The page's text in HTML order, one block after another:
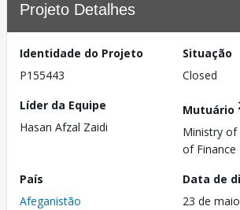
Projeto Detalhes
Identidade do Projeto
P155443
Situação
Closed
Líder da Equipe
Hasan Afzal Zaidi
Mutuário
Ministry of
of Finance
País
Afeganistão
Data de
23 de